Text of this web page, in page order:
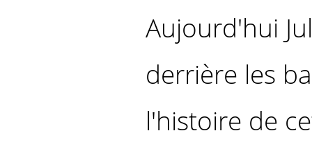
Aujourd'hui
derrière les
l'histoire de